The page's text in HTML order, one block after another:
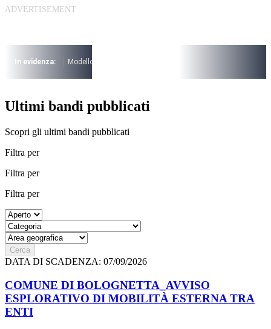
Vai
I più cercati
Lorem ipsum dolor sit amet consectetur
In evidenza: Modello 730
Lorem ipsum dolor sit amet consectetur
Ultimi bandi pubblicati
Scopri gli ultimi bandi pubblicati
Filtra per
Filtra per
Filtra per
Cerca
DATA DI SCADENZA: 07/09/2026
COMUNE DI BOLOGNETTA_AVVISO
ESPLORATIVO DI MOBILITÀ ESTERNA TRA
ENTI